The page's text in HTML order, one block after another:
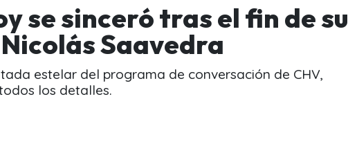
se sinceró tras el fin de su
Saavedra
estelar del programa de conversación de CHV,
los detalles.